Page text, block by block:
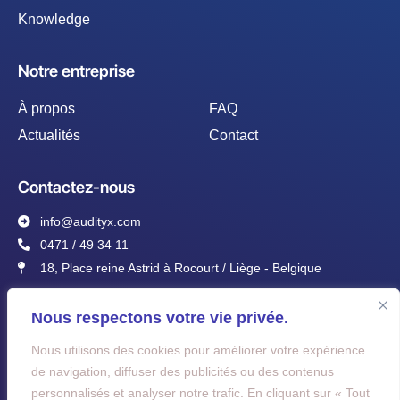
Nous respectons votre vie privée.
Nous utilisons des cookies pour améliorer votre expérience
de navigation, diffuser des publicités ou des contenus
personnalisés et analyser notre trafic. En cliquant sur « Tout
Knowledge
Notre entreprise
À propos
Actualités
FAQ
Contact
Contactez-nous
info@audityx.com
0471 / 49 34 11
18, Place reine Astrid à Rocourt / Liège - Belgique
Je suis d'accord avec la Politique de confidentialité et je donne ma